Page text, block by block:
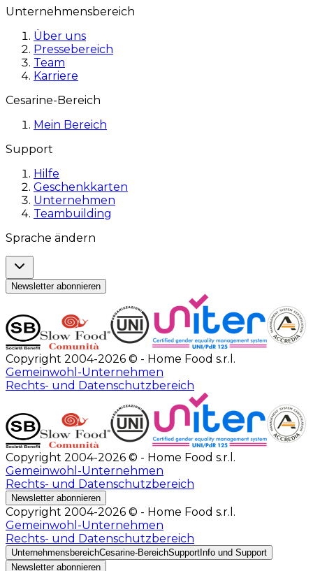
Unternehmensbereich
Über uns
Pressebereich
Team
Karriere
Cesarine-Bereich
Mein Bereich
Support
Hilfe
Geschenkkarten
Unternehmen
Teambuilding
Sprache ändern
Newsletter abonnieren
Copyright 2004-2026 © - Home Food s.r.l.
Gemeinwohl-Unternehmen
Rechts- und Datenschutzbereich
Copyright 2004-2026 © - Home Food s.r.l.
Gemeinwohl-Unternehmen
Rechts- und Datenschutzbereich
Newsletter abonnieren
Copyright 2004-2026 © - Home Food s.r.l.
Gemeinwohl-Unternehmen
Rechts- und Datenschutzbereich
UnternehmensbereichCesarine-BereichSupportInfo und Support
Newsletter abonnieren